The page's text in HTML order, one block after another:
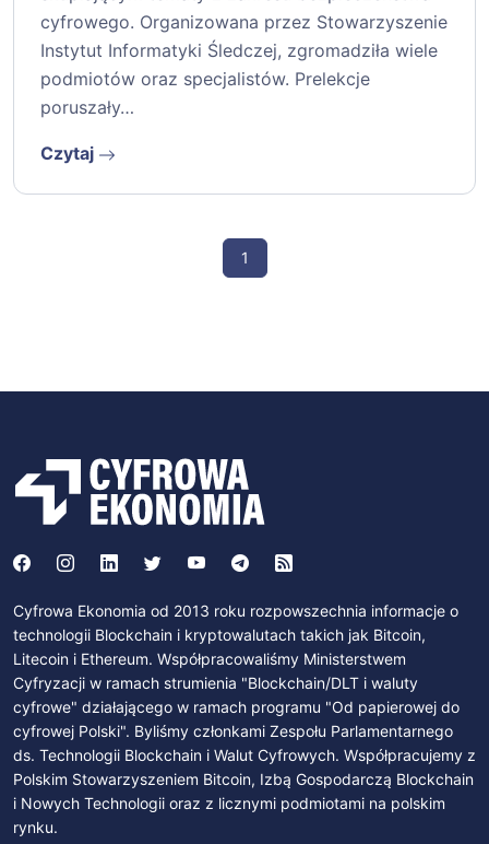
cyfrowego. Organizowana przez Stowarzyszenie
Instytut Informatyki Śledczej, zgromadziła wiele
podmiotów oraz specjalistów. Prelekcje
poruszały…
Czytaj
1
Cyfrowa Ekonomia od 2013 roku rozpowszechnia informacje o
technologii Blockchain i kryptowalutach takich jak Bitcoin,
Litecoin i Ethereum. Współpracowaliśmy Ministerstwem
Cyfryzacji w ramach strumienia "Blockchain/DLT i waluty
cyfrowe" działającego w ramach programu "Od papierowej do
cyfrowej Polski". Byliśmy członkami Zespołu Parlamentarnego
ds. Technologii Blockchain i Walut Cyfrowych. Współpracujemy z
Polskim Stowarzyszeniem Bitcoin, Izbą Gospodarczą Blockchain
i Nowych Technologii oraz z licznymi podmiotami na polskim
rynku.